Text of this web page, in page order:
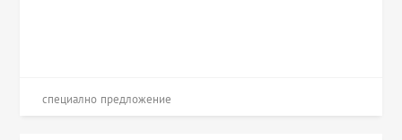
специално предложение